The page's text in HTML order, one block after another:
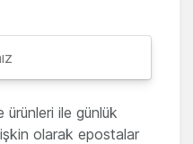
ile günlük
olarak epostalar